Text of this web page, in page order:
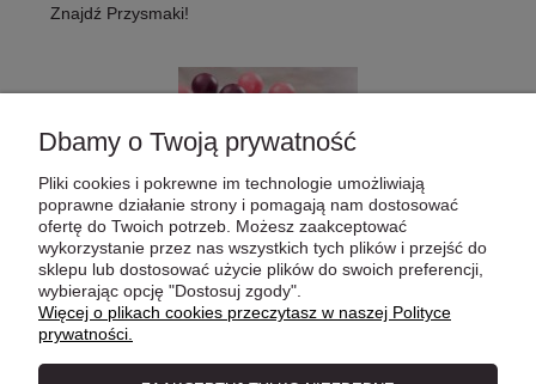
Znajdź Przysmaki!
MjAMjAM Delikatne filety z piersi kaczki przysmaki
liofilizowane 40g
Dbamy o Twoją prywatność
Pliki cookies i pokrewne im technologie umożliwiają
poprawne działanie strony i pomagają nam dostosować
ofertę do Twoich potrzeb. Możesz zaakceptować
wykorzystanie przez nas wszystkich tych plików i przejść do
sklepu lub dostosować użycie plików do swoich preferencji,
wybierając opcję "Dostosuj zgody".
Więcej o plikach cookies przeczytasz w naszej Polityce
prywatności.